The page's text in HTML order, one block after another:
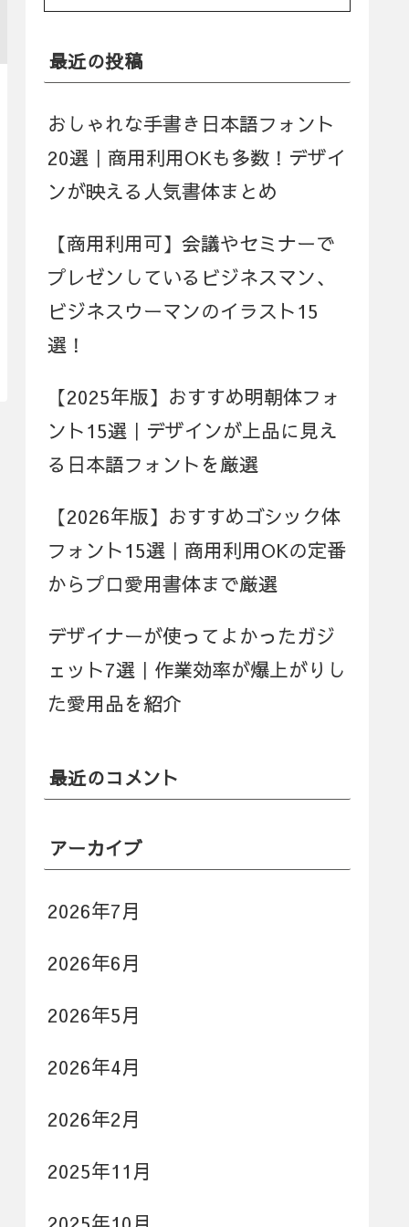
最近の投稿
おしゃれな手書き日本語フォント
20選｜商用利用OKも多数！デザイ
ンが映える人気書体まとめ
【商用利用可】会議やセミナーで
プレゼンしているビジネスマン、
ビジネスウーマンのイラスト15
選！
【2025年版】おすすめ明朝体フォ
ント15選｜デザインが上品に見え
る日本語フォントを厳選
【2026年版】おすすめゴシック体
フォント15選｜商用利用OKの定番
からプロ愛用書体まで厳選
デザイナーが使ってよかったガジ
ェット7選｜作業効率が爆上がりし
た愛用品を紹介
最近のコメント
アーカイブ
2026年7月
2026年6月
2026年5月
2026年4月
2026年2月
2025年11月